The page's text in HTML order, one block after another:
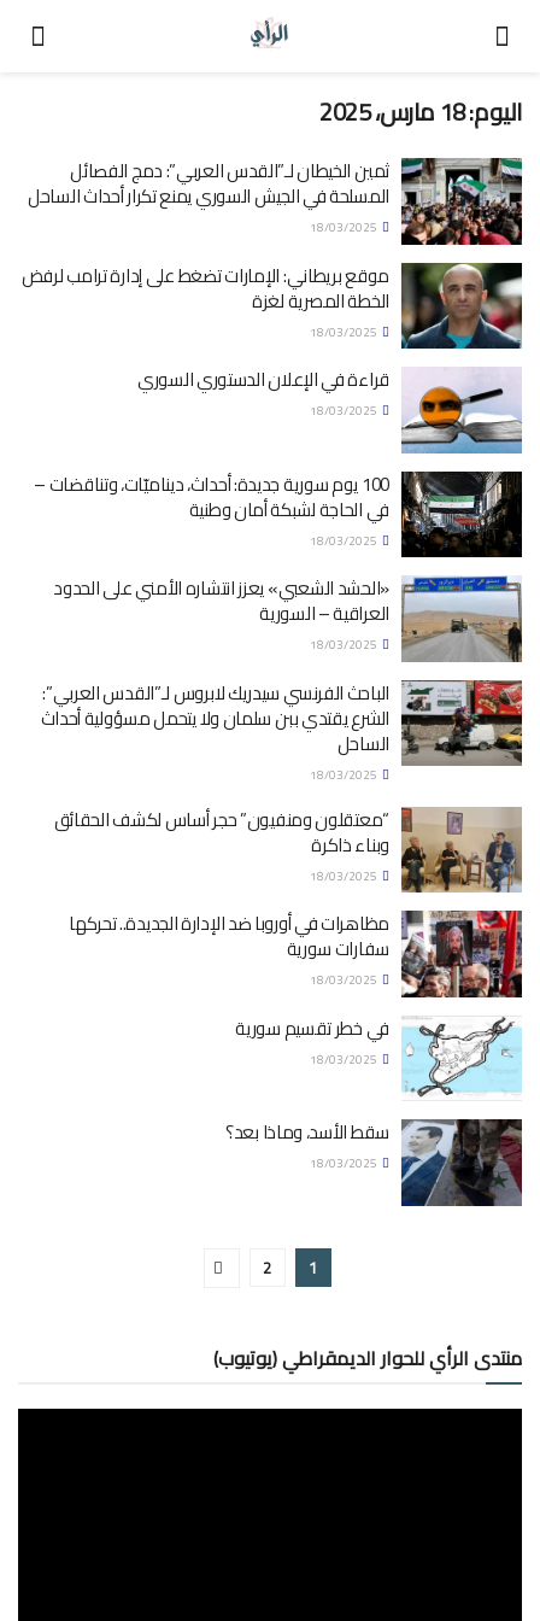
اليوم:18 مارس، 2025
ثمين الخيطان لـ”القدس العربي”: دمج الفصائل
المسلحة في الجيش السوري يمنع تكرار أحداث الساحل
موقع بريطاني: الإمارات تضغط على إدارة ترامب لرفض
الخطة المصرية لغزة
قراءة في الإعلان الدستوري السوري
100 يوم سورية جديدة: أحداث، ديناميّات، وتناقضات –
في الحاجة لشبكة أمان وطنية
«الحشد الشعبي» يعزز انتشاره الأمني على الحدود
العراقية – السورية
الباحث الفرنسي سيدريك لابروس لـ”القدس العربي”:
الشرع يقتدي ببن سلمان ولا يتحمل مسؤولية أحداث
الساحل
“معتقلون ومنفيون” حجر أساس لكشف الحقائق
وبناء ذاكرة
مظاهرات في أوروبا ضد الإدارة الجديدة.. تحركها
سفارات سورية
في خطر تقسيم سورية
سقط الأسد، وماذا بعد؟
1
2
منتدى الرأي للحوار الديمقراطي (يوتيوب)